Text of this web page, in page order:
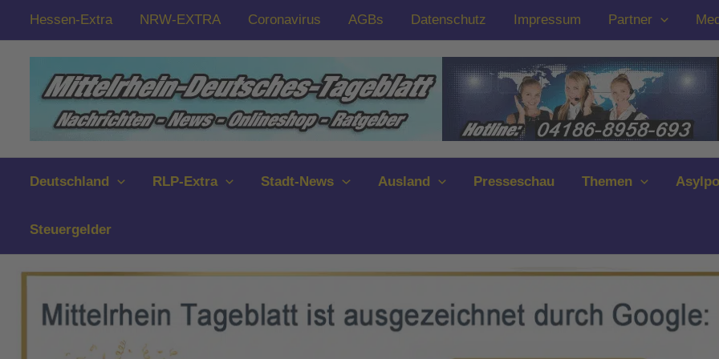
Zum
springen
Hessen-Extra NRW-EXTRA Coronavirus AGBs Datenschutz Impressum Partner
Deutschland RLP-Extra Stadt-News Ausland Presseschau Themen
Steuergelder